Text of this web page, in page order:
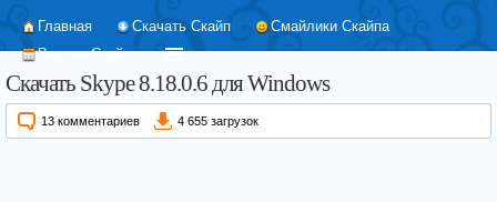
Главная Скачать Скайп
Смайлики Скайпа
Версии Скайпа
Скачать Skype 8.18.0.6 для Windows
13 комментариев 4 655 загрузок